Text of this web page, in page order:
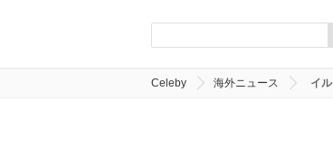
Celeby 海外ニュース イ